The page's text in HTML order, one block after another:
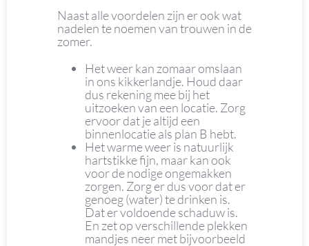
Naast alle voordelen zijn er ook wat
nadelen te noemen van trouwen in de
zomer.
Het weer kan zomaar omslaan
in ons kikkerlandje. Houd daar
dus rekening mee bij het
uitzoeken van een locatie. Zorg
ervoor dat je altijd een
binnenlocatie als plan B hebt.
Het warme weer is natuurlijk
hartstikke fijn, maar kan ook
voor de nodige ongemakken
zorgen. Zorg er dus voor dat er
genoeg (water) te drinken is.
Dat er voldoende schaduw is.
En zet op verschillende plekken
mandjes neer met bijvoorbeeld